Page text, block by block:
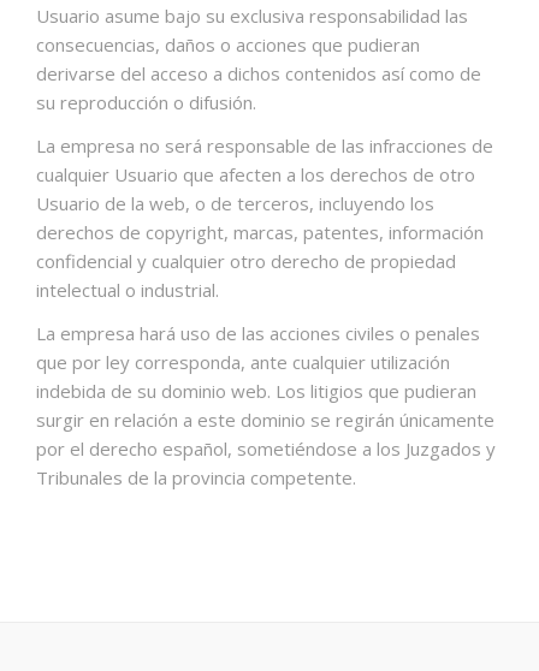
Usuario asume bajo su exclusiva responsabilidad las
consecuencias, daños o acciones que pudieran
derivarse del acceso a dichos contenidos así como de
su reproducción o difusión.
La empresa no será responsable de las infracciones de
cualquier Usuario que afecten a los derechos de otro
Usuario de la web, o de terceros, incluyendo los
derechos de copyright, marcas, patentes, información
confidencial y cualquier otro derecho de propiedad
intelectual o industrial.
La empresa hará uso de las acciones civiles o penales
que por ley corresponda, ante cualquier utilización
indebida de su dominio web. Los litigios que pudieran
surgir en relación a este dominio se regirán únicamente
por el derecho español, sometiéndose a los Juzgados y
Tribunales de la provincia competente.